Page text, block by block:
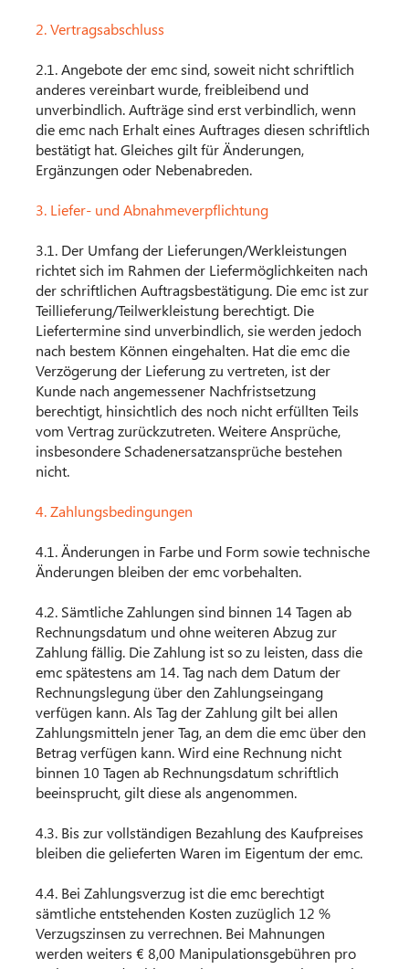
2. Vertragsabschluss
2.1. Angebote der emc sind, soweit nicht schriftlich
anderes vereinbart wurde, freibleibend und
unverbindlich. Aufträge sind erst verbindlich, wenn
die emc nach Erhalt eines Auftrages diesen schriftlich
bestätigt hat. Gleiches gilt für Änderungen,
Ergänzungen oder Nebenabreden.
3. Liefer- und Abnahmeverpflichtung
3.1. Der Umfang der Lieferungen/Werkleistungen
richtet sich im Rahmen der Liefermöglichkeiten nach
der schriftlichen Auftragsbestätigung. Die emc ist zur
Teillieferung/Teilwerkleistung berechtigt. Die
Liefertermine sind unverbindlich, sie werden jedoch
nach bestem Können eingehalten. Hat die emc die
Verzögerung der Lieferung zu vertreten, ist der
Kunde nach angemessener Nachfristsetzung
berechtigt, hinsichtlich des noch nicht erfüllten Teils
vom Vertrag zurückzutreten. Weitere Ansprüche,
insbesondere Schadenersatzansprüche bestehen
nicht.
4. Zahlungsbedingungen
4.1. Änderungen in Farbe und Form sowie technische
Änderungen bleiben der emc vorbehalten.
4.2. Sämtliche Zahlungen sind binnen 14 Tagen ab
Rechnungsdatum und ohne weiteren Abzug zur
Zahlung fällig. Die Zahlung ist so zu leisten, dass die
emc spätestens am 14. Tag nach dem Datum der
Rechnungslegung über den Zahlungseingang
verfügen kann. Als Tag der Zahlung gilt bei allen
Zahlungsmitteln jener Tag, an dem die emc über den
Betrag verfügen kann. Wird eine Rechnung nicht
binnen 10 Tagen ab Rechnungsdatum schriftlich
beeinsprucht, gilt diese als angenommen.
4.3. Bis zur vollständigen Bezahlung des Kaufpreises
bleiben die gelieferten Waren im Eigentum der emc.
4.4. Bei Zahlungsverzug ist die emc berechtigt
sämtliche entstehenden Kosten zuzüglich 12 %
Verzugszinsen zu verrechnen. Bei Mahnungen
werden weiters € 8,00 Manipulationsgebühren pro